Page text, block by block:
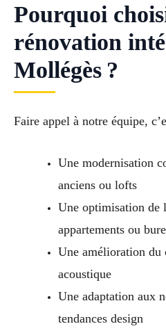
Pourquoi
rénovation
Mollégès ?
Faire appel à notre équipe,
Une modernisation
anciens ou lofts
Une optimisation de
appartements ou
Une amélioration du
acoustique
Une adaptation aux
tendances design